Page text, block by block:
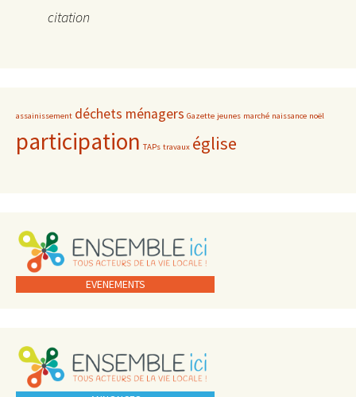
citation
assainissement déchets ménagers Gazette jeunes marché naissance noël
participation TAPs travaux église
EVENEMENTS